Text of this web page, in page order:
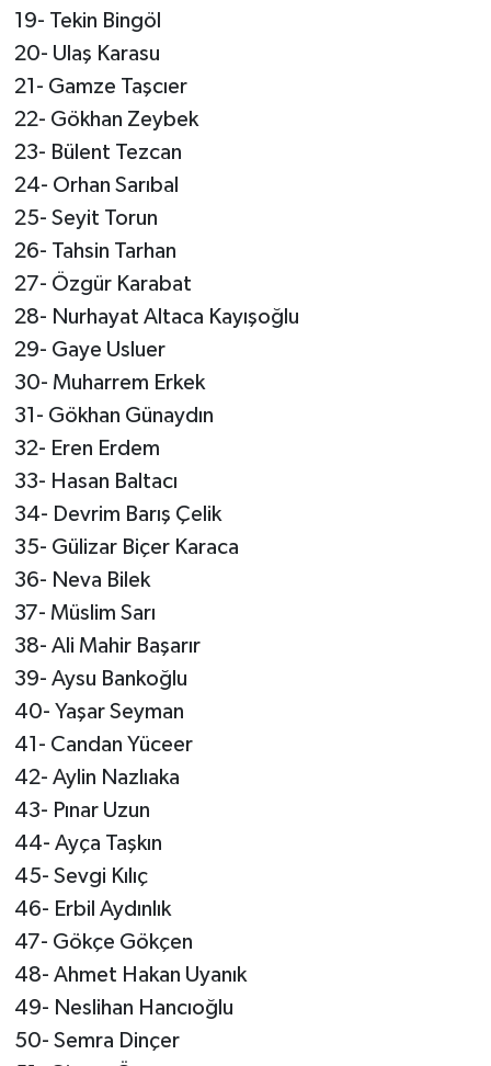
19- Tekin Bingöl
20- Ulaş Karasu
21- Gamze Taşcıer
22- Gökhan Zeybek
23- Bülent Tezcan
24- Orhan Sarıbal
25- Seyit Torun
26- Tahsin Tarhan
27- Özgür Karabat
28- Nurhayat Altaca Kayışoğlu
29- Gaye Usluer
30- Muharrem Erkek
31- Gökhan Günaydın
32- Eren Erdem
33- Hasan Baltacı
34- Devrim Barış Çelik
35- Gülizar Biçer Karaca
36- Neva Bilek
37- Müslim Sarı
38- Ali Mahir Başarır
39- Aysu Bankoğlu
40- Yaşar Seyman
41- Candan Yüceer
42- Aylin Nazlıaka
43- Pınar Uzun
44- Ayça Taşkın
45- Sevgi Kılıç
46- Erbil Aydınlık
47- Gökçe Gökçen
48- Ahmet Hakan Uyanık
49- Neslihan Hancıoğlu
50- Semra Dinçer